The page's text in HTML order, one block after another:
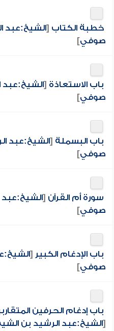
خطبة الكتاب [الشيخ:عبد
صوفي]
باب الاستعاذة [الشيخ:عبد
صوفي]
باب البسملة [الشيخ:عبد
صوفي]
سورة أم القرآن [
صوفي]
باب الإدغام الكبير [
صوفي]
باب إدغام الحرفين
[الشيخ:عبد الرشيد بن